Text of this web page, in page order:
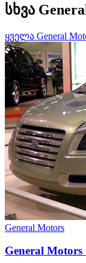
სხვა
ყველა General
General Motors
General Motors